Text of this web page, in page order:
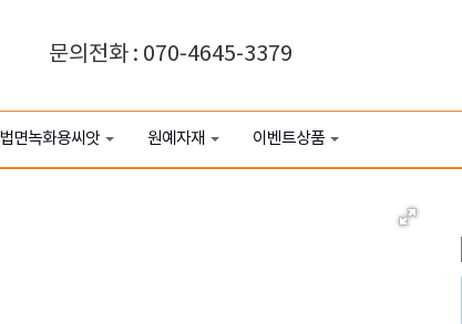
문의전화 : 070-4645-3379
법면녹화용씨앗 원예자재 이벤트상품